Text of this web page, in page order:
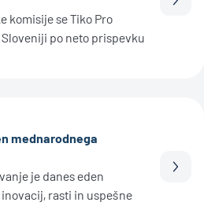
komisije se Tiko Pro
po neto prispevku
mednarodnega
je danes eden
rasti in uspešne